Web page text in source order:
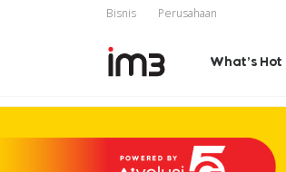
Bisnis Perusahaan
What’s Hot